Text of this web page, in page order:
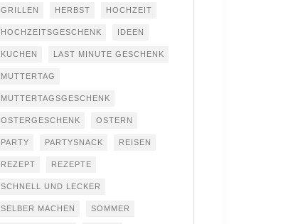
GRILLEN HERBST HOCHZEIT
HOCHZEITSGESCHENK IDEEN
KUCHEN LAST MINUTE GESCHENK
MUTTERTAG
MUTTERTAGSGESCHENK
OSTERGESCHENK OSTERN
PARTY PARTYSNACK REISEN
REZEPT REZEPTE
SCHNELL UND LECKER
SELBER MACHEN SOMMER